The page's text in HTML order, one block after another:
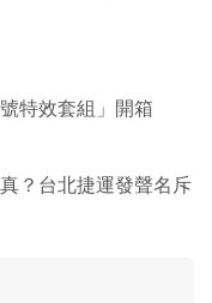
特效套組」開箱
？台北捷運發聲名斥